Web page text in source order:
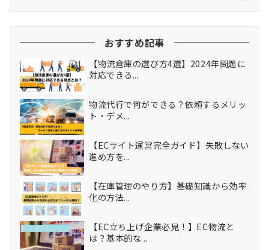
おすすめ記事
【物流倉庫の選び方4選】2024年問題に
対応できる...
物流代行で何ができる？依頼するメリッ
ト・デメ...
【ECサイト運営完全ガイド】失敗しない
進め方を...
【在庫管理のやり方】基礎知識から効率
化の方法...
【EC立ち上げ企業必見！】EC物流と
は？基本的な...